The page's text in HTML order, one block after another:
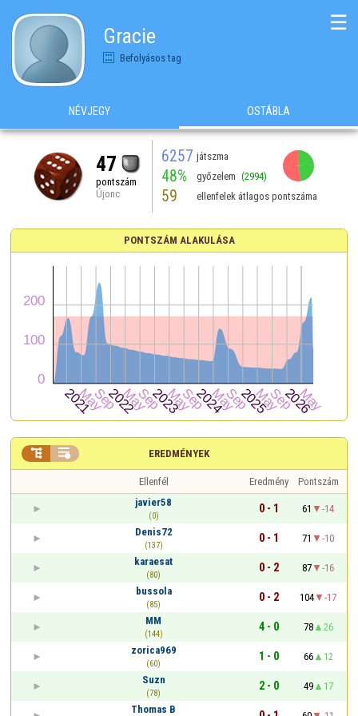
Gracie
Befolyásos tag
☰
NÉVJEGY OSTÁBLA
47
pontszám
Újonc
6257 játszma
48% győzelem (2994)
59 ellenfelek átlagos pontszáma
PONTSZÁM ALAKULÁSA
EREDMÉNYEK
 
Ellenfél Eredmény
Pontszám
javier58
(0)
0 - 1 61
-14
Denis72
(137)
0 - 1 71
-10
karaesat
(80)
0 - 2 87
-16
bussola
(85)
0 - 2 104
-17
MM
(144)
4 - 0 78
26
zorica969
(60)
1 - 0 66
12
Suzn
(78)
2 - 0 49
17
Thomas B